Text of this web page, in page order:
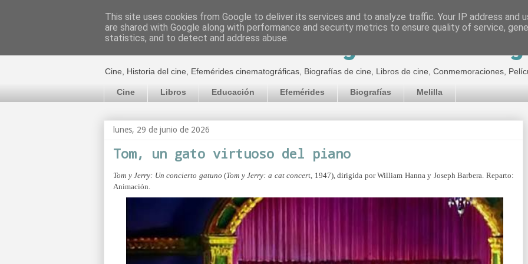
El cultural cinematográfico de Jorge
Cine, Historia del cine, Efemérides cinematográficas, Biografías de cine, Libros de cine, Conmemoraciones,
Cine Libros Educación Efemérides Biografías Melilla
lunes, 29 de junio de 2026
Tom, un gato virtuoso del piano
Tom y Jerry: Un concierto gatuno (Tom y Jerry: a cat concert, 1947), dirigida por William Hanna y Joseph Barbera. Reparto:
Animación.
This site uses cookies from Google to deliver its services and to analyze traffic. Your IP address and
are shared with Google along with performance and security metrics to ensure quality of service,
statistics, and to detect and address abuse.